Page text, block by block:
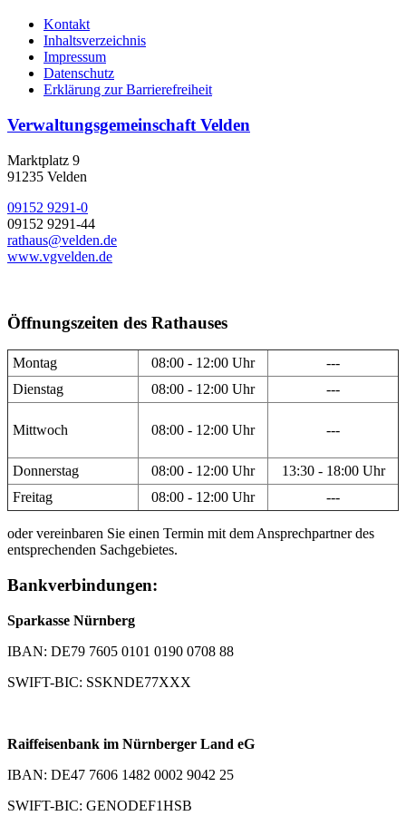
Kontakt
Inhaltsverzeichnis
Impressum
Datenschutz
Erklärung zur Barrierefreiheit
Verwaltungsgemeinschaft Velden
Marktplatz 9
91235 Velden
09152 9291-0
09152 9291-44
rathaus@velden.de
www.vgvelden.de
Öffnungszeiten des Rathauses
Montag 08:00 - 12:00 Uhr
---
Dienstag
08:00 - 12:00 Uhr ---
Mittwoch 08:00 - 12:00 Uhr ---
Donnerstag 08:00 - 12:00 Uhr
13:30 - 18:00 Uhr
Freitag
08:00 - 12:00 Uhr ---
oder vereinbaren Sie einen Termin mit dem Ansprechpartner des
entsprechenden Sachgebietes.
Bankverbindungen:
Sparkasse Nürnberg
IBAN: DE79 7605 0101 0190 0708 88
SWIFT-BIC: SSKNDE77XXX
Raiffeisenbank im Nürnberger Land eG
IBAN: DE47 7606 1482 0002 9042 25
SWIFT-BIC: GENODEF1HSB